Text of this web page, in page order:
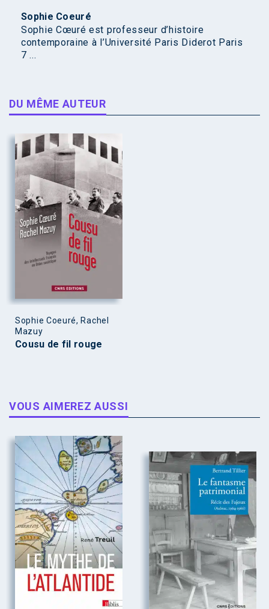
Sophie Coeuré
Sophie Cœuré est professeur d’histoire
contemporaine à l’Université Paris Diderot Paris
7 ...
DU MÊME AUTEUR
Sophie Coeuré, Rachel
Mazuy
Cousu de fil rouge
VOUS AIMEREZ AUSSI